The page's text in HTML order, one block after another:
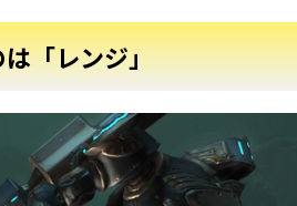
「レンジ」